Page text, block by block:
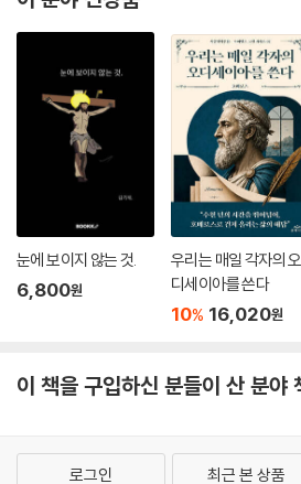
“대담한 탐구자들, 도전자들, 교묘한 돛을 달
떠난 자들이여. 수수께끼에 도취된 자들, 황
트 소리에 미혹되어 모든 미로의 심연으로 이
비겁한 손으로 실 한 가닥을 더듬기를 원하지
에서는 〈결론 내리는 것〉을 싫어하는 자들이
수께끼, 가장 외로운 자의 얼굴에 대해 이야
저희 역시 이러한 분들, 익숙한 결론에 안주하
수께끼를 풀어나갈 준비가 된 분들, 그 소중한
기를 진심으로 기원합니다.
눈에 보이지 않는 것.
6,800원
우리는 매일 각자의 오
디세이아를 쓴다
10% 16,020원
이 책을 구입하신 분들이 산 분야
로그인 최근 본 상품